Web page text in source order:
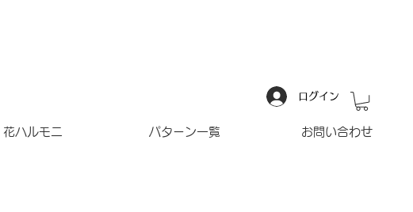
ログイン
花ハルモニ パターン一覧 お問い合わせ